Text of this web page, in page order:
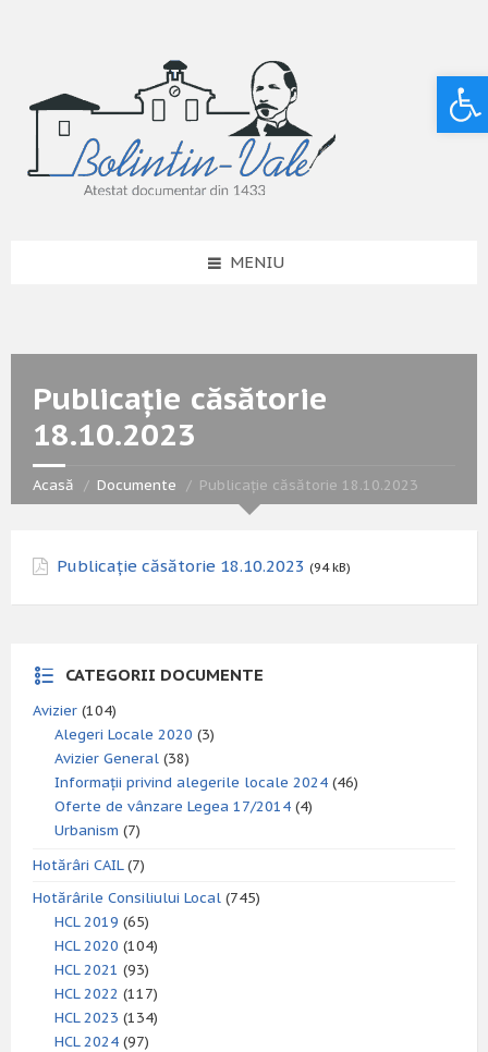
MENIU
Publicație căsătorie
18.10.2023
Acasă Documente Publicație căsătorie 18.10.2023
Publicație căsătorie 18.10.2023 (94 kB)
CATEGORII DOCUMENTE
Avizier (104)
Alegeri Locale 2020 (3)
Avizier General (38)
Informații privind alegerile locale 2024 (46)
Oferte de vânzare Legea 17/2014 (4)
Urbanism (7)
Hotărâri CAIL(7)
Hotărârile Consiliului Local (745)
HCL 2019 (65)
HCL 2020 (104)
HCL 2021 (93)
HCL 2022 (117)
HCL 2023 (134)
HCL 2024 (97)
Deschide bara de unelte